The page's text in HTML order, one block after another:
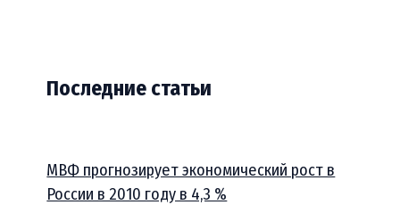
Последние статьи
МВФ прогнозирует экономический рост в
России в 2010 году в 4,3 %